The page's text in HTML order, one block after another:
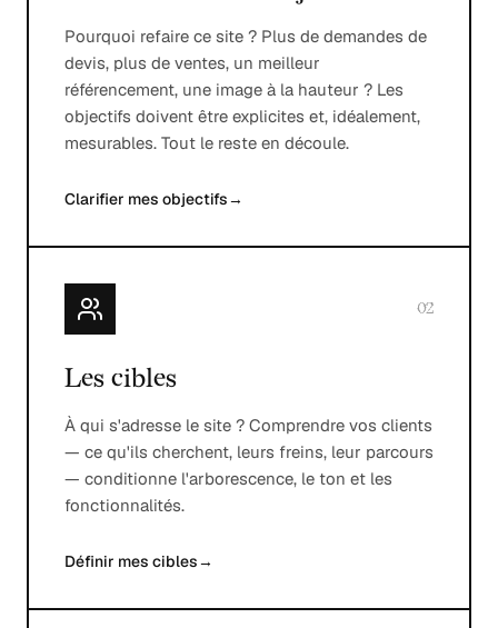
Pourquoi refaire ce site ? Plus de demandes de
devis, plus de ventes, un meilleur
référencement, une image à la hauteur ? Les
objectifs doivent être explicites et, idéalement,
mesurables. Tout le reste en découle.
Clarifier mes objectifs→
02
Les cibles
À qui s'adresse le site ? Comprendre vos clients
— ce qu'ils cherchent, leurs freins, leur parcours
— conditionne l'arborescence, le ton et les
fonctionnalités.
Définir mes cibles→